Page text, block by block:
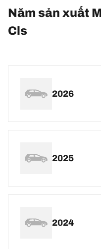
Năm sản xuất
Cls
2026
2025
2024